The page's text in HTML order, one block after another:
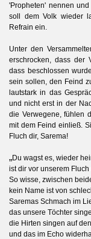
'Propheten' nennen
soll dem Volk wieder
Refrain ein.
Unter den
erschrocken, dass der
dass beschlossen
sein sollen, den Feind
lautstark in das
und nicht erst in der
die Verwegene, fühlen
mit dem Feind einließ.
Fluch dir, Sarema!
„Du wagst es, wieder
ist dir vor unserem
So wisse, zwischen
kein Name ist von
Saremas Schmach im
das unsere Töchter
die Hirten singen auf den
und das im Echo